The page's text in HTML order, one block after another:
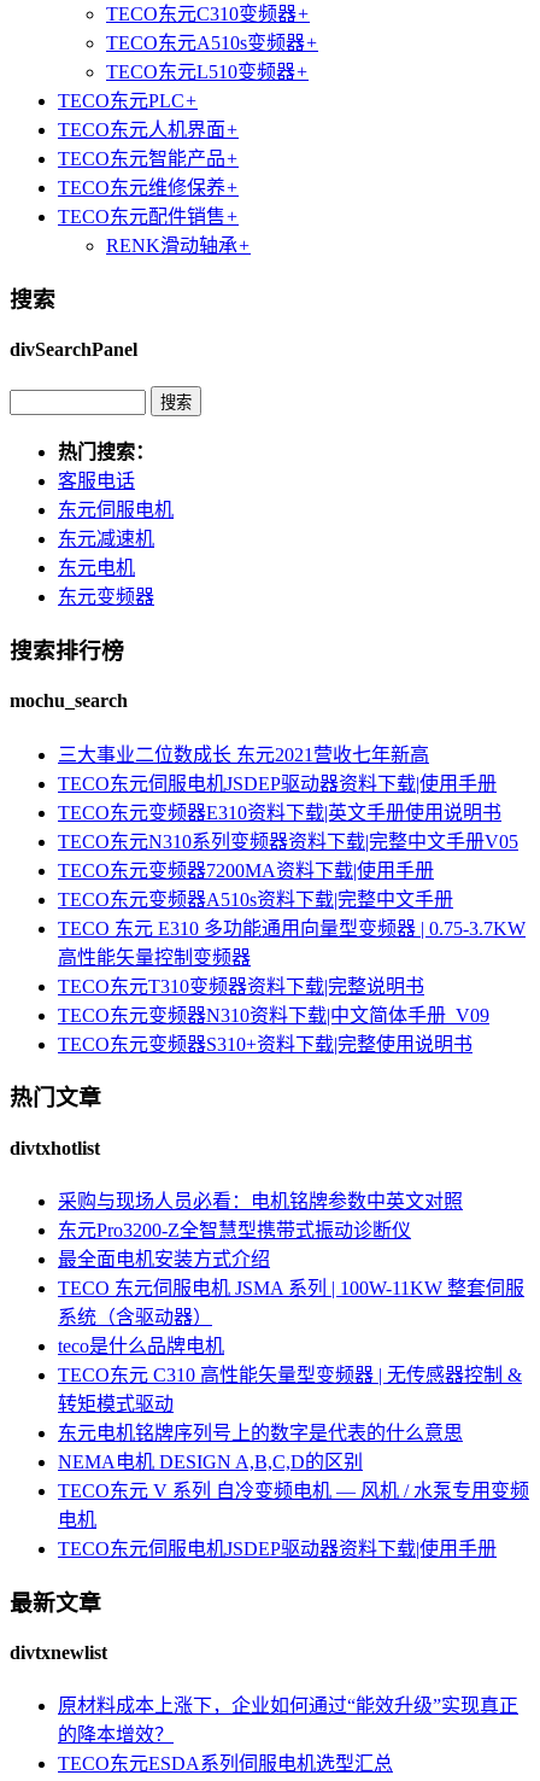
TECO东元C310变频器+
TECO东元A510s变频器+
TECO东元L510变频器+
TECO东元PLC+
TECO东元人机界面+
TECO东元智能产品+
TECO东元维修保养+
TECO东元配件销售+
RENK滑动轴承+
搜索
divSearchPanel
热门搜索：
客服电话
东元伺服电机
东元减速机
东元电机
东元变频器
搜索排行榜
mochu_search
三大事业二位数成长 东元2021营收七年新高
TECO东元伺服电机JSDEP驱动器资料下载|使用手册
TECO东元变频器E310资料下载|英文手册使用说明书
TECO东元N310系列变频器资料下载|完整中文手册V05
TECO东元变频器7200MA资料下载|使用手册
TECO东元变频器A510s资料下载|完整中文手册
TECO 东元 E310 多功能通用向量型变频器 | 0.75-3.7KW
高性能矢量控制变频器
TECO东元T310变频器资料下载|完整说明书
TECO东元变频器N310资料下载|中文简体手册_V09
TECO东元变频器S310+资料下载|完整使用说明书
热门文章
divtxhotlist
采购与现场人员必看：电机铭牌参数中英文对照
东元Pro3200-Z全智慧型携带式振动诊断仪
最全面电机安装方式介绍
TECO 东元伺服电机 JSMA 系列 | 100W-11KW 整套伺服
系统（含驱动器）
teco是什么品牌电机
TECO东元 C310 高性能矢量型变频器 | 无传感器控制 &
转矩模式驱动
东元电机铭牌序列号上的数字是代表的什么意思
NEMA电机 DESIGN A,B,C,D的区别
TECO东元 V 系列 自冷变频电机 — 风机 / 水泵专用变频
电机
TECO东元伺服电机JSDEP驱动器资料下载|使用手册
最新文章
divtxnewlist
原材料成本上涨下，企业如何通过“能效升级”实现真正
的降本增效？
TECO东元ESDA系列伺服电机选型汇总